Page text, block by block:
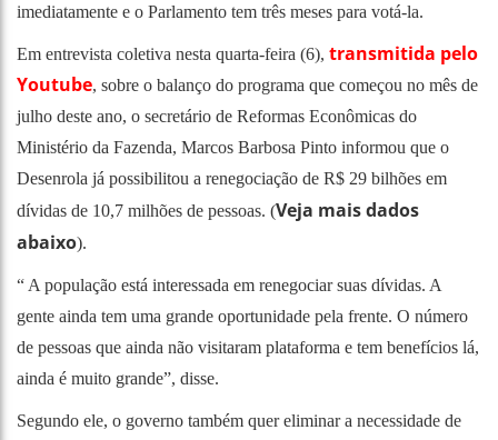
imediatamente e o Parlamento tem três meses para votá-la.
Em entrevista coletiva nesta quarta-feira (6), transmitida pelo
Youtube, sobre o balanço do programa que começou no mês de
julho deste ano, o secretário de Reformas Econômicas do
Ministério da Fazenda, Marcos Barbosa Pinto informou que o
Desenrola já possibilitou a renegociação de R$ 29 bilhões em
dívidas de 10,7 milhões de pessoas. (Veja mais dados
abaixo).
“ A população está interessada em renegociar suas dívidas. A
gente ainda tem uma grande oportunidade pela frente. O número
de pessoas que ainda não visitaram plataforma e tem benefícios lá,
ainda é muito grande”, disse.
Segundo ele, o governo também quer eliminar a necessidade de